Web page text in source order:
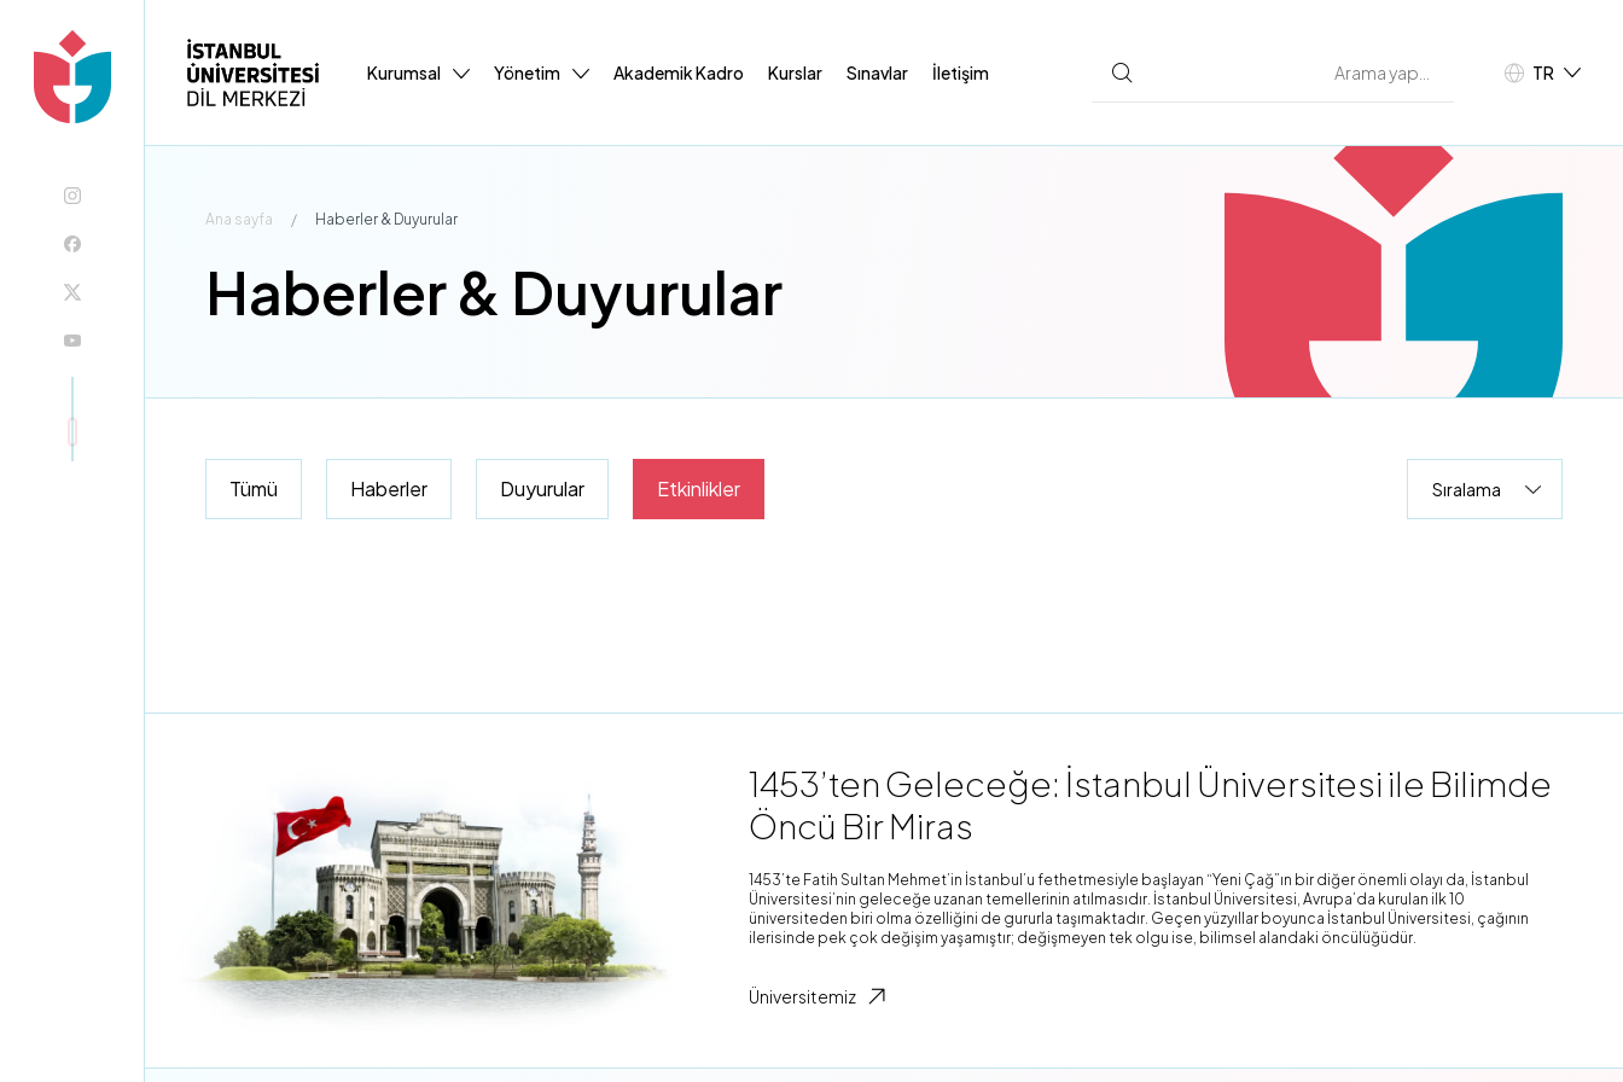
Kurumsal Yönetim Akademik Kadro Kurslar Sınavlar İletişim TR
Ana sayfa / Haberler & Duyurular
Haberler & Duyurular
Tümü Haberler Duyurular Etkinlikler
1453’ten Geleceğe: İstanbul Üniversitesi ile Bilimde
Öncü Bir Miras
1453’te Fatih Sultan Mehmet’in İstanbul’u fethetmesiyle başlayan “Yeni Çağ”ın bir diğer önemli olayı da, İstanbul
Üniversitesi’nin geleceğe uzanan temellerinin atılmasıdır. İstanbul Üniversitesi, Avrupa’da kurulan ilk 10
üniversiteden biri olma özelliğini de gururla taşımaktadır. Geçen yüzyıllar boyunca İstanbul Üniversitesi, çağının
ilerisinde pek çok değişim yaşamıştır; değişmeyen tek olgu ise, bilimsel alandaki öncülüğüdür.
Üniversitemiz